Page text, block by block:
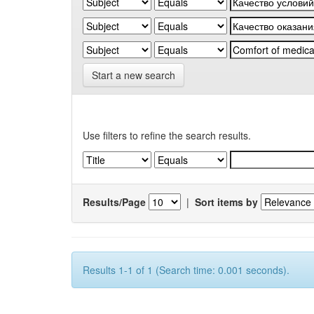
Start a new search
Use filters to refine the search results.
Results/Page | Sort items by
Results 1-1 of 1 (Search time: 0.001 seconds).